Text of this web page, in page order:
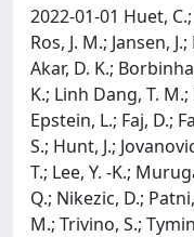
2022-01-01 Huet,
Ros, J. M.; Jansen,
Akar, D. K.;
K.; Linh Dang, T.
Epstein, L.; Faj, D.;
S.; Hunt, J.;
T.; Lee, Y. -K.;
Q.; Nikezic, D.;
M.; Trivino, S.;